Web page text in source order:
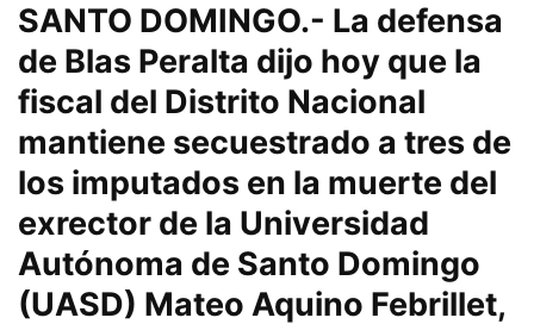
SANTO DOMINGO.- La defensa
de Blas Peralta dijo hoy que la
fiscal del Distrito Nacional
mantiene secuestrado a tres de
los imputados en la muerte del
exrector de la Universidad
Autónoma de Santo Domingo
(UASD) Mateo Aquino Febrillet,